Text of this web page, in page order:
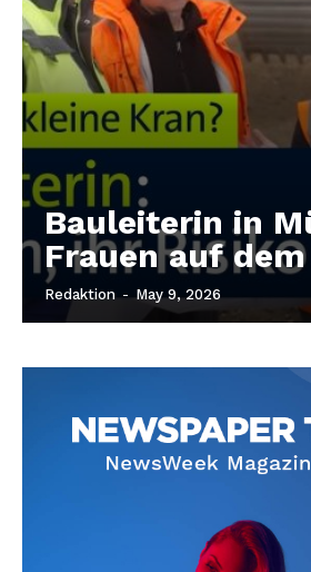
Bauleiterin in
Frauen auf dem
Redaktion - May 9, 2026